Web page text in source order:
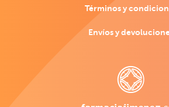
Términos y
Envíos y